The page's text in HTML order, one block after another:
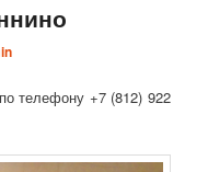
телефону +7 (812) 922